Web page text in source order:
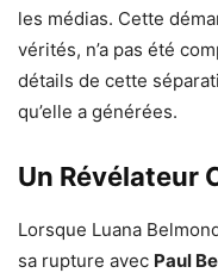
les médias. Cette
vérités, n’a pas été
détails de cette
qu’elle a générées.
Un Révélateur
Lorsque Luana
sa rupture avec Paul